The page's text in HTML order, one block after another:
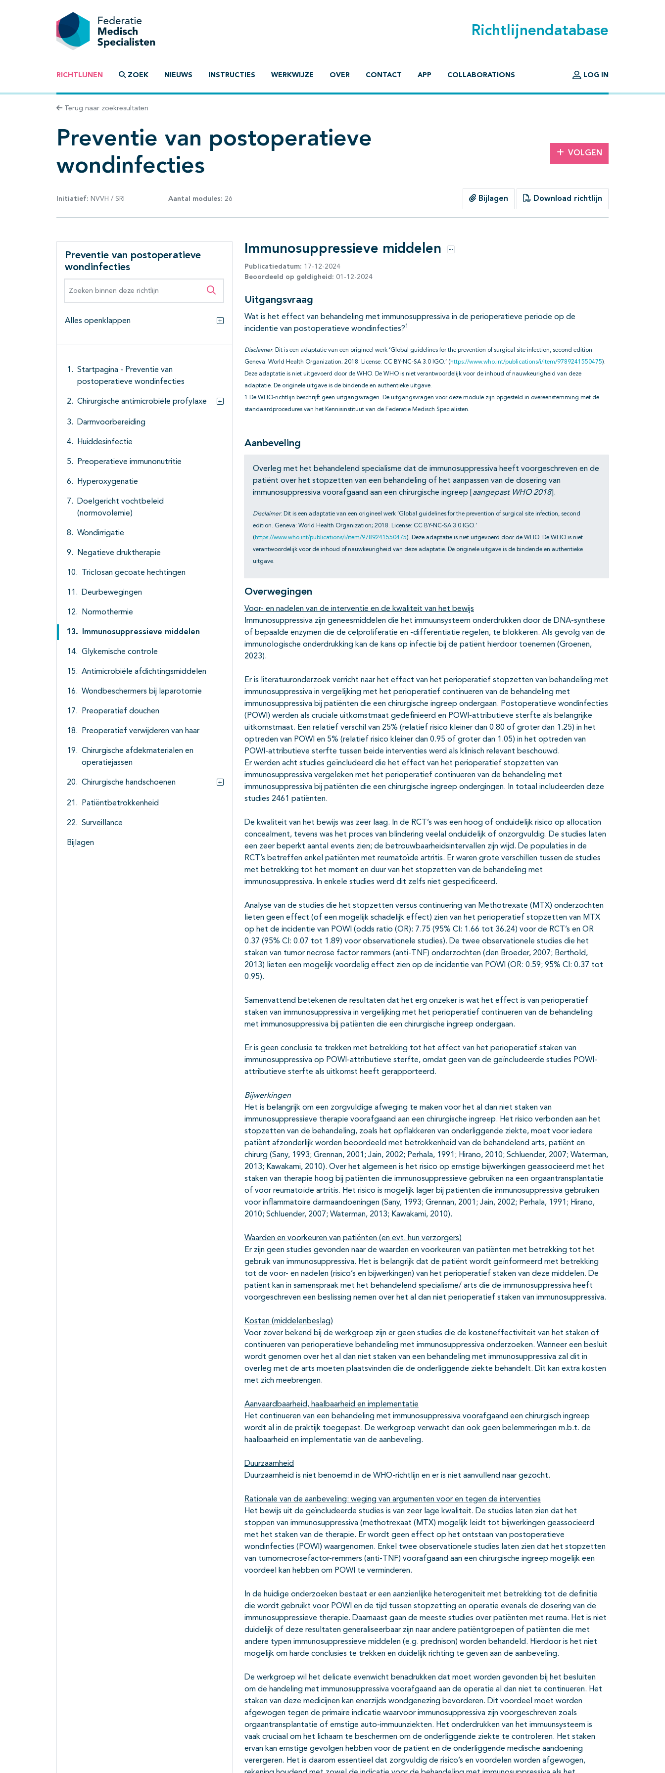
Richtlijnendatabase
RICHTLIJNEN ZOEK NIEUWS INSTRUCTIES WERKWIJZE OVER CONTACT APP COLLABORATIONS LOG IN
Terug naar zoekresultaten
Preventie van postoperatieve
wondinfecties
VOLGEN
Initiatief: NVVH / SRI Aantal modules: 26 Bijlagen Download richtlijn
Preventie van postoperatieve
wondinfecties
Zoeken binnen deze richtlijn
Alles openklappen
Alles openklappen
Startpagina - Preventie van
postoperatieve wondinfecties
Chirurgische antimicrobiële profylaxe
Subpagina's open- en dichtklappen
Darmvoorbereiding
Huiddesinfectie
Preoperatieve immunonutritie
Hyperoxygenatie
Doelgericht vochtbeleid
(normovolemie)
Wondirrigatie
Negatieve druktherapie
Triclosan gecoate hechtingen
Deurbewegingen
Normothermie
Immunosuppressieve middelen
Glykemische controle
Antimicrobiële afdichtingsmiddelen
Wondbeschermers bij laparotomie
Preoperatief douchen
Preoperatief verwijderen van haar
Chirurgische afdekmaterialen en
operatiejassen
Chirurgische handschoenen
Subpagina's open- en dichtklappen
Patiëntbetrokkenheid
Surveillance
Bijlagen
Immunosuppressieve middelen Opties
Publicatiedatum: 17-12-2024
Beoordeeld op geldigheid: 01-12-2024
Uitgangsvraag
Wat is het effect van behandeling met immunosuppressiva in de perioperatieve periode op de
incidentie van postoperatieve wondinfecties?1
Disclaimer: Dit is een adaptatie van een origineel werk ‘Global guidelines for the prevention of surgical site infection, second edition.
Geneva: World Health Organization; 2018. License: CC BY-NC-SA 3.0 IGO.’ ( https://www.who.int/publications/i/item/9789241550475).
Deze adaptatie is niet uitgevoerd door de WHO. De WHO is niet verantwoordelijk voor de inhoud of nauwkeurigheid van deze
adaptatie. De originele uitgave is de bindende en authentieke uitgave.
1 De WHO-richtlijn beschrijft geen uitgangsvragen. De uitgangsvragen voor deze module zijn opgesteld in overeenstemming met de
standaardprocedures van het Kennisinstituut van de Federatie Medisch Specialisten.
Aanbeveling
Overleg met het behandelend specialisme dat de immunosuppressiva heeft voorgeschreven en de
patiënt over het stopzetten van een behandeling of het aanpassen van de dosering van
immunosuppressiva voorafgaand aan een chirurgische ingreep [ aangepast WHO 2018].
Disclaimer: Dit is een adaptatie van een origineel werk ‘Global guidelines for the prevention of surgical site infection, second
edition. Geneva: World Health Organization; 2018. License: CC BY-NC-SA 3.0 IGO.’
( https://www.who.int/publications/i/item/9789241550475). Deze adaptatie is niet uitgevoerd door de WHO. De WHO is niet
verantwoordelijk voor de inhoud of nauwkeurigheid van deze adaptatie. De originele uitgave is de bindende en authentieke
uitgave.
Overwegingen
Voor- en nadelen van de interventie en de kwaliteit van het bewijs
Immunosuppressiva zijn geneesmiddelen die het immuunsysteem onderdrukken door de DNA-synthese
of bepaalde enzymen die de celproliferatie en -differentiatie regelen, te blokkeren. Als gevolg van de
immunologische onderdrukking kan de kans op infectie bij de patiënt hierdoor toenemen (Groenen,
2023).
Er is literatuuronderzoek verricht naar het effect van het perioperatief stopzetten van behandeling met
immunosuppressiva in vergelijking met het perioperatief continueren van de behandeling met
immunosuppressiva bij patiënten die een chirurgische ingreep ondergaan. Postoperatieve wondinfecties
(POWI) werden als cruciale uitkomstmaat gedefinieerd en POWI-attributieve sterfte als belangrijke
uitkomstmaat. Een relatief verschil van 25% (relatief risico kleiner dan 0.80 of groter dan 1.25) in het
optreden van POWI en 5% (relatief risico kleiner dan 0.95 of groter dan 1.05) in het optreden van
POWI-attributieve sterfte tussen beide interventies werd als klinisch relevant beschouwd.
Er werden acht studies geïncludeerd die het effect van het perioperatief stopzetten van
immunosuppressiva vergeleken met het perioperatief continueren van de behandeling met
immunosuppressiva bij patiënten die een chirurgische ingreep ondergingen. In totaal includeerden deze
studies 2461 patiënten.
De kwaliteit van het bewijs was zeer laag. In de RCT’s was een hoog of onduidelijk risico op allocation
concealment, tevens was het proces van blindering veelal onduidelijk of onzorgvuldig. De studies laten
een zeer beperkt aantal events zien; de betrouwbaarheidsintervallen zijn wijd. De populaties in de
RCT’s betreffen enkel patiënten met reumatoïde artritis. Er waren grote verschillen tussen de studies
met betrekking tot het moment en duur van het stopzetten van de behandeling met
immunosuppressiva. In enkele studies werd dit zelfs niet gespecificeerd.
Analyse van de studies die het stopzetten versus continuering van Methotrexate (MTX) onderzochten
lieten geen effect (of een mogelijk schadelijk effect) zien van het perioperatief stopzetten van MTX
op het de incidentie van POWI (odds ratio (OR): 7.75 (95% CI: 1.66 tot 36.24) voor de RCT’s en OR
0.37 (95% CI: 0.07 tot 1.89) voor observationele studies). De twee observationele studies die het
staken van tumor necrose factor remmers (anti-TNF) onderzochten (den Broeder, 2007; Berthold,
2013) lieten een mogelijk voordelig effect zien op de incidentie van POWI (OR: 0.59; 95% CI: 0.37 tot
0.95).
Samenvattend betekenen de resultaten dat het erg onzeker is wat het effect is van perioperatief
staken van immunosuppressiva in vergelijking met het perioperatief continueren van de behandeling
met immunosuppressiva bij patiënten die een chirurgische ingreep ondergaan.
Er is geen conclusie te trekken met betrekking tot het effect van het perioperatief staken van
immunosuppressiva op POWI-attributieve sterfte, omdat geen van de geïncludeerde studies POWI-
attributieve sterfte als uitkomst heeft gerapporteerd.
Bijwerkingen
Het is belangrijk om een zorgvuldige afweging te maken voor het al dan niet staken van
immunosuppressieve therapie voorafgaand aan een chirurgische ingreep. Het risico verbonden aan het
stopzetten van de behandeling, zoals het opflakkeren van onderliggende ziekte, moet voor iedere
patiënt afzonderlijk worden beoordeeld met betrokkenheid van de behandelend arts, patiënt en
chirurg (Sany, 1993; Grennan, 2001; Jain, 2002; Perhala, 1991; Hirano, 2010; Schluender, 2007; Waterman,
2013; Kawakami, 2010). Over het algemeen is het risico op ernstige bijwerkingen geassocieerd met het
staken van therapie hoog bij patiënten die immunosuppressieve gebruiken na een orgaantransplantatie
of voor reumatoïde artritis. Het risico is mogelijk lager bij patiënten die immunosuppressiva gebruiken
voor inflammatoire darmaandoeningen (Sany, 1993; Grennan, 2001; Jain, 2002; Perhala, 1991; Hirano,
2010; Schluender, 2007; Waterman, 2013; Kawakami, 2010).
Waarden en voorkeuren van patiënten (en evt. hun verzorgers)
Er zijn geen studies gevonden naar de waarden en voorkeuren van patiënten met betrekking tot het
gebruik van immunosuppressiva. Het is belangrijk dat de patiënt wordt geïnformeerd met betrekking
tot de voor- en nadelen (risico’s en bijwerkingen) van het perioperatief staken van deze middelen. De
patiënt kan in samenspraak met het behandelend specialisme/ arts die de immunosuppressiva heeft
voorgeschreven een beslissing nemen over het al dan niet perioperatief staken van immunosuppressiva.
Kosten (middelenbeslag)
Voor zover bekend bij de werkgroep zijn er geen studies die de kosteneffectiviteit van het staken of
continueren van perioperatieve behandeling met immunosuppressiva onderzoeken. Wanneer een besluit
wordt genomen over het al dan niet staken van een behandeling met immunosuppressiva zal dit in
overleg met de arts moeten plaatsvinden die de onderliggende ziekte behandelt. Dit kan extra kosten
met zich meebrengen.
Aanvaardbaarheid, haalbaarheid en implementatie
Het continueren van een behandeling met immunosuppressiva voorafgaand een chirurgisch ingreep
wordt al in de praktijk toegepast. De werkgroep verwacht dan ook geen belemmeringen m.b.t. de
haalbaarheid en implementatie van de aanbeveling.
Duurzaamheid
Duurzaamheid is niet benoemd in de WHO-richtlijn en er is niet aanvullend naar gezocht.
Rationale van de aanbeveling: weging van argumenten voor en tegen de interventies
Het bewijs uit de geïncludeerde studies is van zeer lage kwaliteit. De studies laten zien dat het
stoppen van immunosuppressiva (methotrexaat (MTX) mogelijk leidt tot bijwerkingen geassocieerd
met het staken van de therapie. Er wordt geen effect op het ontstaan van postoperatieve
wondinfecties (POWI) waargenomen. Enkel twee observationele studies laten zien dat het stopzetten
van tumornecrosefactor-remmers (anti-TNF) voorafgaand aan een chirurgische ingreep mogelijk een
voordeel kan hebben om POWI te verminderen.
In de huidige onderzoeken bestaat er een aanzienlijke heterogeniteit met betrekking tot de definitie
die wordt gebruikt voor POWI en de tijd tussen stopzetting en operatie evenals de dosering van de
immunosuppressieve therapie. Daarnaast gaan de meeste studies over patiënten met reuma. Het is niet
duidelijk of deze resultaten generaliseerbaar zijn naar andere patiëntgroepen of patiënten die met
andere typen immunosuppressieve middelen (e.g. prednison) worden behandeld. Hierdoor is het niet
mogelijk om harde conclusies te trekken en duidelijk richting te geven aan de aanbeveling.
De werkgroep wil het delicate evenwicht benadrukken dat moet worden gevonden bij het besluiten
om de handeling met immunosuppressiva voorafgaand aan de operatie al dan niet te continueren. Het
staken van deze medicijnen kan enerzijds wondgenezing bevorderen. Dit voordeel moet worden
afgewogen tegen de primaire indicatie waarvoor immunosuppressiva zijn voorgeschreven zoals
orgaantransplantatie of ernstige auto-immuunziekten. Het onderdrukken van het immuunsysteem is
vaak cruciaal om het lichaam te beschermen om de onderliggende ziekte te controleren. Het staken
ervan kan ernstige gevolgen hebben voor de patiënt en de onderliggende medische aandoening
verergeren. Het is daarom essentieel dat zorgvuldig de risico’s en voordelen worden afgewogen,